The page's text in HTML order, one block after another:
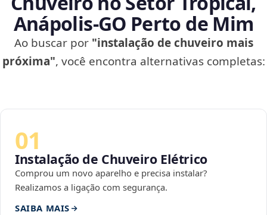
Anápolis‑GO Perto de Mim
Ao buscar por "instalação de chuveiro mais
próxima", você encontra alternativas completas:
01
Instalação de Chuveiro Elétrico
Comprou um novo aparelho e precisa instalar?
Realizamos a ligação com segurança.
SAIBA MAIS